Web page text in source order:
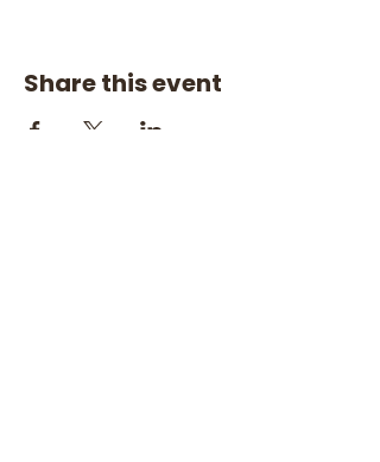
Share this event